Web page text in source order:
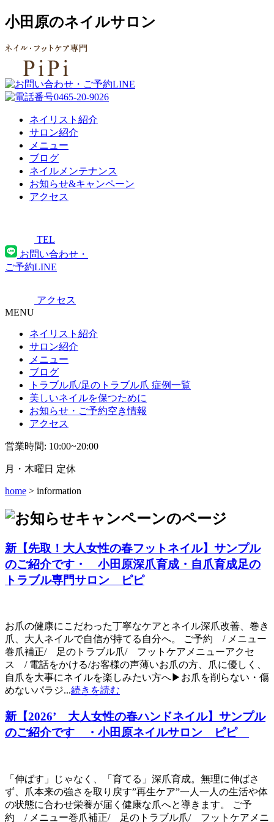
小田原のネイルサロン
ネイリスト紹介
サロン紹介
メニュー
ブログ
ネイルメンテナンス
お知らせ&キャンペーン
アクセス
TEL
お問い合わせ・
ご予約LINE
アクセス
MENU
ネイリスト紹介
サロン紹介
メニュー
ブログ
トラブル爪/足のトラブル爪 症例一覧
美しいネイルを保つために
お知らせ・ご予約空き情報
アクセス
営業時間: 10:00~20:00
月・木曜日 定休
home > information
新【先取！大人女性の春フットネイル】サンプル
のご紹介です・ 小田原深爪育成・自爪育成足の
トラブル専門サロン ピピ
お爪の健康にこだわった丁寧なケアとネイル深爪改善、巻き
爪、大人ネイルで自信が持てる自分へ。 ご予約 / メニュー
巻爪補正/ 足のトラブル爪/ フットケアメニューアクセ
ス / 電話をかける/お客様の声薄いお爪の方、爪に優しく、
自爪を大事にネイルを楽しみたい方へ▶お爪を削らない・傷
めないパラジ...続きを読む
新【2026’ 大人女性の春ハンドネイル】サンプル
のご紹介です ・小田原ネイルサロン ピピ
「伸ばす」じゃなく、「育てる」深爪育成。無理に伸ばさ
ず、爪本来の強さを取り戻す”再生ケア”一人一人の生活や体
の状態に合わせ栄養が届く健康な爪へと導きます。 ご予
約 / メニュー巻爪補正/ 足のトラブル爪/ フットケアメニ